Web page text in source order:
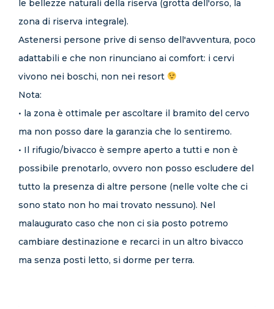
le bellezze naturali della riserva (grotta dell'orso, la
zona di riserva integrale).
Astenersi persone prive di senso dell'avventura, poco
adattabili e che non rinunciano ai comfort: i cervi
vivono nei boschi, non nei resort
Nota:
• la zona è ottimale per ascoltare il bramito del cervo
ma non posso dare la garanzia che lo sentiremo.
• Il rifugio/bivacco è sempre aperto a tutti e non è
possibile prenotarlo, ovvero non posso escludere del
tutto la presenza di altre persone (nelle volte che ci
sono stato non ho mai trovato nessuno). Nel
malaugurato caso che non ci sia posto potremo
cambiare destinazione e recarci in un altro bivacco
ma senza posti letto, si dorme per terra.